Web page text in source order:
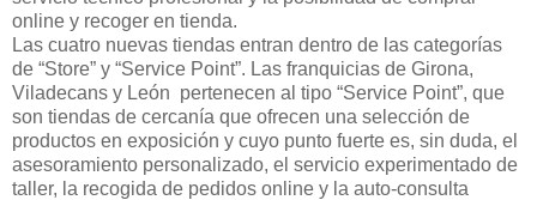
online y recoger en tienda.
Las cuatro nuevas tiendas entran dentro de las categorías
de “Store” y “Service Point”. Las franquicias de Girona,
Viladecans y León pertenecen al tipo “Service Point”, que
son tiendas de cercanía que ofrecen una selección de
productos en exposición y cuyo punto fuerte es, sin duda, el
asesoramiento personalizado, el servicio experimentado de
taller, la recogida de pedidos online y la auto-consulta